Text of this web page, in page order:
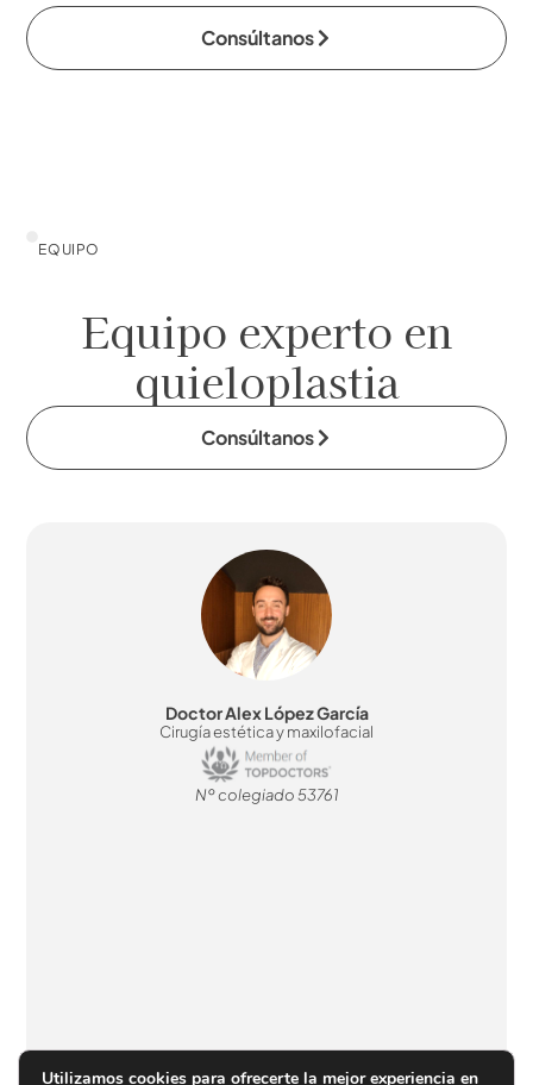
Consúltanos
EQUIPO
Equipo experto en
quieloplastia
Consúltanos
Doctor Alex López García
Cirugía estética y maxilofacial
Nº colegiado 53761
Utilizamos cookies para ofrecerte la mejor experiencia en